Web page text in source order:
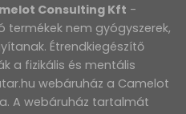
Consulting Kft -
nem gyógyszerek,
Étrendkiegészítő
a fizikális és mentális
webáruház a Camelot
A webáruház tartalmát